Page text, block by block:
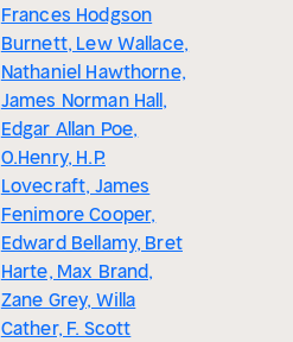
Frances Hodgson
Burnett, Lew Wallace,
Nathaniel Hawthorne,
James Norman Hall,
Edgar Allan Poe,
O.Henry, H.P.
Lovecraft, James
Fenimore Cooper,
Edward Bellamy, Bret
Harte, Max Brand,
Zane Grey, Willa
Cather, F. Scott